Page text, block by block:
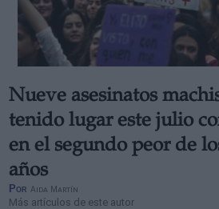
Nueve asesinatos
tenido lugar este julio
en el segundo peor de
años
Por Aida Martín
Más artículos de este autor